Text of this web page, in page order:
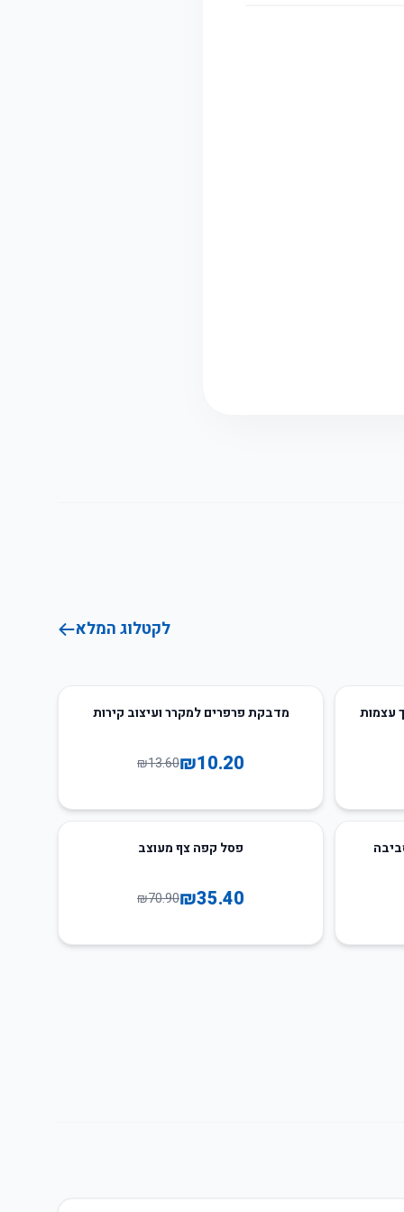
לקטלוג המלא
עצמות 25מדבקת פרפרים למקרר ועיצוב קירות
₪10.20
₪13.60
פסל קפה צף מעוצב
₪35.40
₪70.90